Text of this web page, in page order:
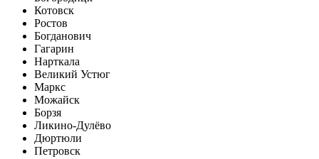
Котовск
Ростов
Богданович
Гагарин
Нарткала
Великий Устюг
Маркс
Можайск
Борзя
Ликино-Дулёво
Дюртюли
Петровск